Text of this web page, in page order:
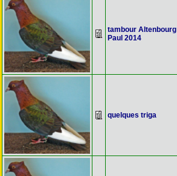
tambour Altenbourg
Paul 2014
quelques triga